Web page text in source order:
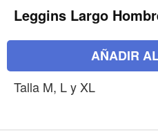
Leggins Largo
AÑADIR
Talla M, L y XL